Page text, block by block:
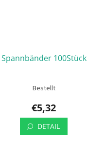
Spannbänder 100Stück
Bestellt
€5,32
DETAIL